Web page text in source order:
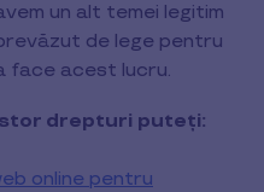
un alt temei legitim
de lege pentru
face acest lucru.
drepturi puteți:
online pentru